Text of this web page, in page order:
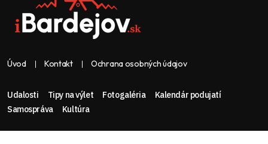
Úvod Kontakt Ochrana osobných údajov
Udalosti Tipy na výlet Fotogaléria
Kalendár podujatí
Samospráva
Kultúra